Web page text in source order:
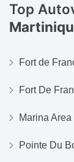
Top
Fort de
Fort De
Marina Area
Pointe Du